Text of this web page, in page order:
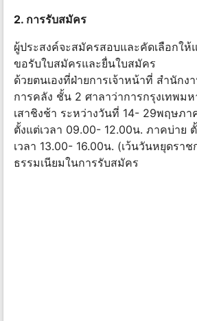
2. การรับสมัคร
ผู้ประสงค์จะสมัครสอบและคัดเลือกให้
ขอรับใบสมัครและยื่นใบสมัคร
ด้วยตนเองที่ฝ่ายการเจ้าหน้าที่ สำนักง
การคลัง ชั้น 2 ศาลาว่าการกรุงเทพมห
เสาชิงช้า ระหว่างวันที่ 14- 29พฤษภ
ตั้งแต่เวลา 09.00- 12.00น. ภาคบ่าย
เวลา 13.00- 16.00น. (เว้นวันหยุดรา
ธรรมเนียมในการรับสมัคร